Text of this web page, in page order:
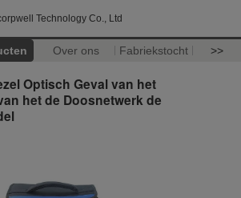
Technology Co., Ltd
Over ons Fabriekstocht >>
Optisch Geval van het
het de Doosnetwerk de